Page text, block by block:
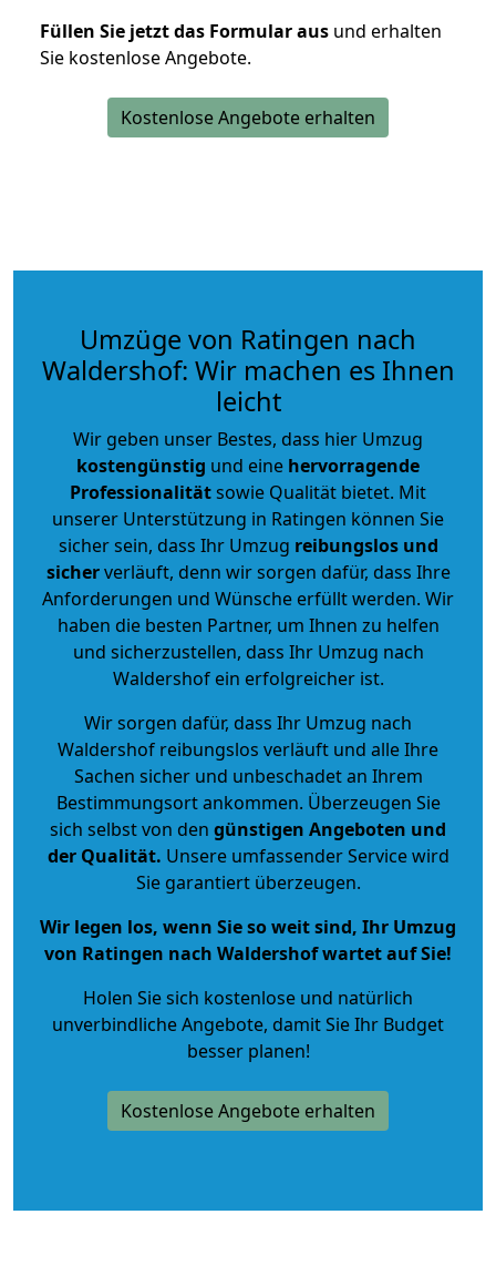
Füllen Sie jetzt das Formular aus und erhalten
Sie kostenlose Angebote.
Kostenlose Angebote erhalten
Umzüge von Ratingen nach
Waldershof: Wir machen es Ihnen
leicht
Wir geben unser Bestes, dass hier Umzug
kostengünstig und eine hervorragende
Professionalitätsowie Qualität bietet. Mit
unserer Unterstützung in Ratingen können Sie
sicher sein, dass Ihr Umzug reibungslos und
sicherverläuft, denn wir sorgen dafür, dass Ihre
Anforderungen und Wünsche erfüllt werden. Wir
haben die besten Partner, um Ihnen zu helfen
und sicherzustellen, dass Ihr Umzug nach
Waldershof ein erfolgreicher ist.
Wir sorgen dafür, dass Ihr Umzug nach
Waldershof reibungslos verläuft und alle Ihre
Sachen sicher und unbeschadet an Ihrem
Bestimmungsort ankommen. Überzeugen Sie
sich selbst von den günstigen Angeboten und
der Qualität. Unsere umfassender Service wird
Sie garantiert überzeugen.
Wir legen los, wenn Sie so weit sind, Ihr Umzug
von Ratingen nach Waldershof wartet auf Sie!
Holen Sie sich kostenlose und natürlich
unverbindliche Angebote, damit Sie Ihr Budget
besser planen!
Kostenlose Angebote erhalten